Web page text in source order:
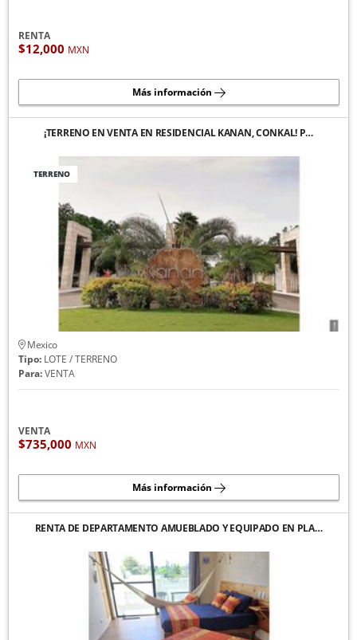
RENTA
$12,000 MXN
Más información
¡TERRENO EN VENTA EN RESIDENCIAL KANAN, CONKAL! P…
TERRENO
Mexico
Tipo:LOTE / TERRENO
Para:VENTA
VENTA
$735,000 MXN
Más información
RENTA DE DEPARTAMENTO AMUEBLADO Y EQUIPADO EN PLA…